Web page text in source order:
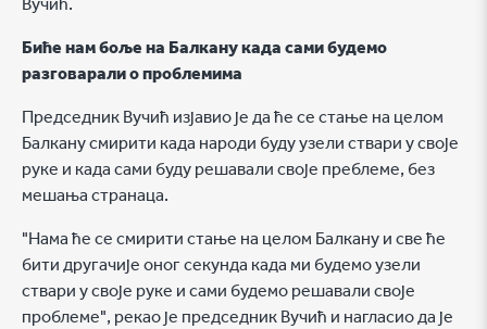
Биће нам боље на Балкану када сами будемо
разговарали о проблемима
Председник Вучић изјавио је да ће се стање на целом
Балкану смирити када народи буду узели ствари у своје
руке и када сами буду решавали своје преблеме, без
мешања странаца.
"Нама ће се смирити стање на целом Балкану и све ће
бити другачије оног секунда када ми будемо узели
ствари у своје руке и сами будемо решавали своје
проблеме", рекао је председник Вучић и нагласио да је